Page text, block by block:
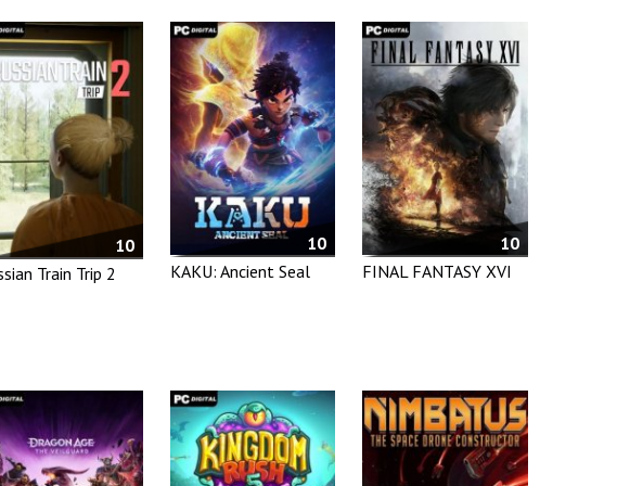
10
Train Trip 2
10
KAKU: Ancient Seal
10
FINAL FANTASY XVI